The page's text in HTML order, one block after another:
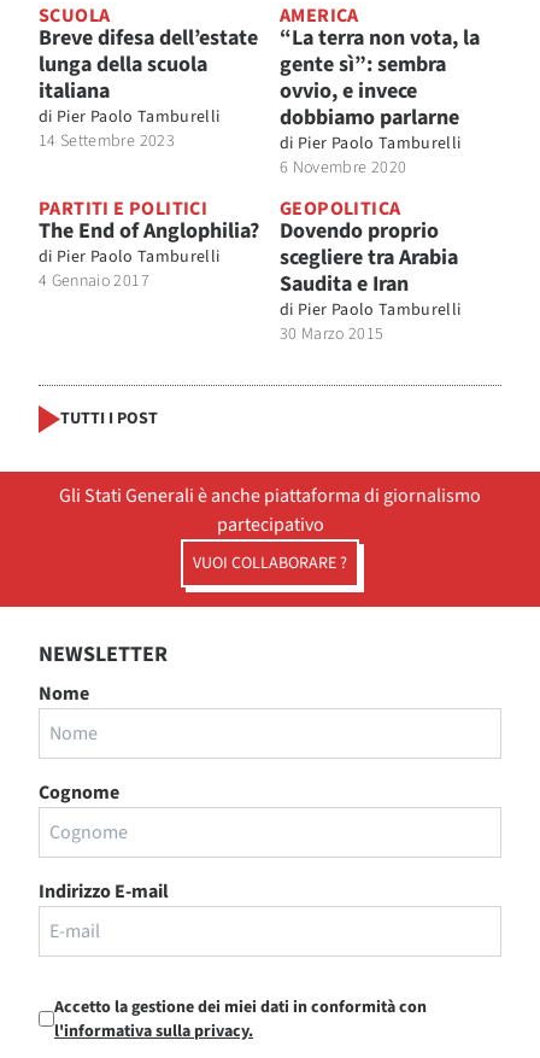
SCUOLA
Breve difesa dell’estate
lunga della scuola
italiana
di Pier Paolo Tamburelli
14 Settembre 2023
AMERICA
“La terra non vota, la
gente sì”: sembra
ovvio, e invece
dobbiamo parlarne
di Pier Paolo Tamburelli
6 Novembre 2020
PARTITI E POLITICI
The End of Anglophilia?
di Pier Paolo Tamburelli
4 Gennaio 2017
GEOPOLITICA
Dovendo proprio
scegliere tra Arabia
Saudita e Iran
di Pier Paolo Tamburelli
30 Marzo 2015
TUTTI I POST
Gli Stati Generali è anche piattaforma di giornalismo
partecipativo
VUOI COLLABORARE ?
NEWSLETTER
Nome
Cognome
Indirizzo E-mail
Accetto la gestione dei miei dati in conformità con
l'informativa sulla privacy.